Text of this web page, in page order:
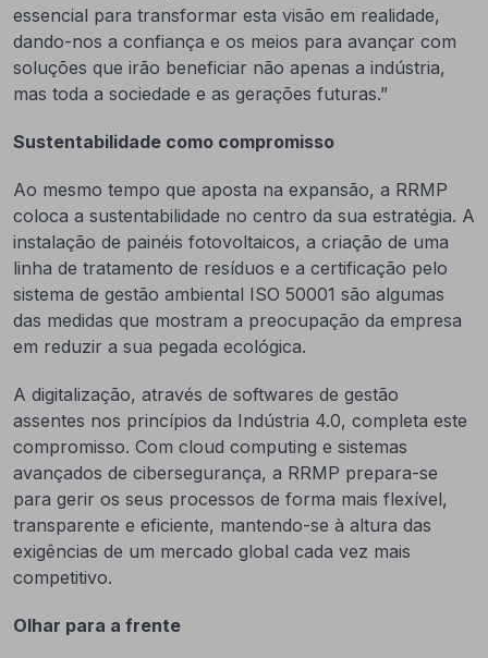
essencial para transformar esta visão em realidade,
dando-nos a confiança e os meios para avançar com
soluções que irão beneficiar não apenas a indústria,
mas toda a sociedade e as gerações futuras.”
Sustentabilidade como compromisso
Ao mesmo tempo que aposta na expansão, a RRMP
coloca a sustentabilidade no centro da sua estratégia. A
instalação de painéis fotovoltaicos, a criação de uma
linha de tratamento de resíduos e a certificação pelo
sistema de gestão ambiental ISO 50001 são algumas
das medidas que mostram a preocupação da empresa
em reduzir a sua pegada ecológica.
A digitalização, através de softwares de gestão
assentes nos princípios da Indústria 4.0, completa este
compromisso. Com cloud computing e sistemas
avançados de cibersegurança, a RRMP prepara-se
para gerir os seus processos de forma mais flexível,
transparente e eficiente, mantendo-se à altura das
exigências de um mercado global cada vez mais
competitivo.
Olhar para a frente